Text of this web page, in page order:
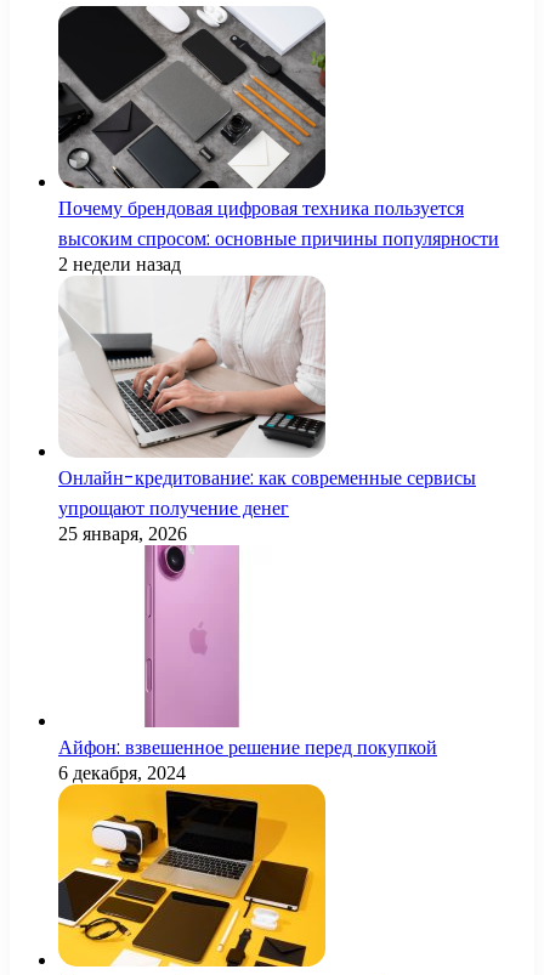
Почему брендовая цифровая техника пользуется
высоким спросом: основные причины популярности
2 недели назад
Онлайн-кредитование: как современные сервисы
упрощают получение денег
25 января, 2026
Айфон: взвешенное решение перед покупкой
6 декабря, 2024